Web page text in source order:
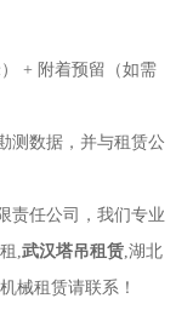
+ 附着预留（如需
测数据，并与租赁公
责任公司，我们专业
,武汉塔吊租赁,湖北
械租赁请联系！